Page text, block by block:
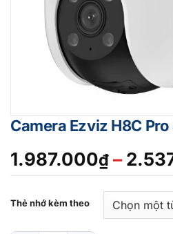
Camera Ezviz H8C
1.987.000₫ –
Thẻ nhớ kèm theo